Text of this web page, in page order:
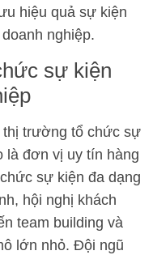
hiệu quả sự kiện
nghiệp.
sự kiện
thị trường tổ chức sự
là đơn vị uy tín hàng
sự kiện đa dạng
hội nghị khách
team building và
lớn nhỏ. Đội ngũ